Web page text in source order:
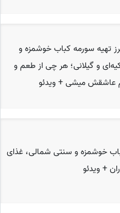
تهیه سورمه کباب خوشمزه و
و گیلانی؛ هر چی از طعم و
عاشقش میشی + ویدئو
خوشمزه و سنتی شمالی، غذای
+ ویدئو